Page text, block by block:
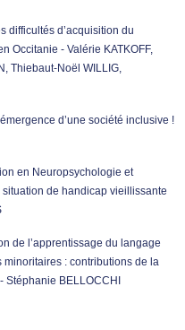
difficultés d’acquisition du
Occitanie - Valérie KATKOFF,
Thiebaut-Noël WILLIG,
d’une société inclusive !
en Neuropsychologie et
de handicap vieillissante
de l’apprentissage du langage
: contributions de la
BELLOCCHI